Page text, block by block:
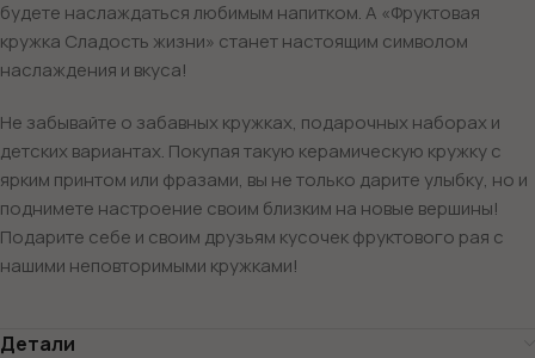
будете наслаждаться любимым напитком. А «Фруктовая
кружка Сладость жизни» станет настоящим символом
наслаждения и вкуса!
Не забывайте о забавных кружках, подарочных наборах и
детских вариантах. Покупая такую керамическую кружку с
ярким принтом или фразами, вы не только дарите улыбку, но и
поднимете настроение своим близким на новые вершины!
Подарите себе и своим друзьям кусочек фруктового рая с
нашими неповторимыми кружками!
Детали